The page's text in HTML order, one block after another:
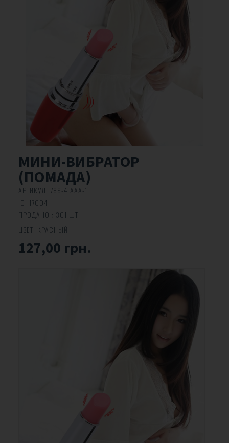
МИНИ-ВИБРАТОР
(ПОМАДА)
АРТИКУЛ: 789-4 ААА-1
ID: 17004
ПРОДАНО : 301 ШТ.
ЦВЕТ: КРАСНЫЙ
127,00 грн.